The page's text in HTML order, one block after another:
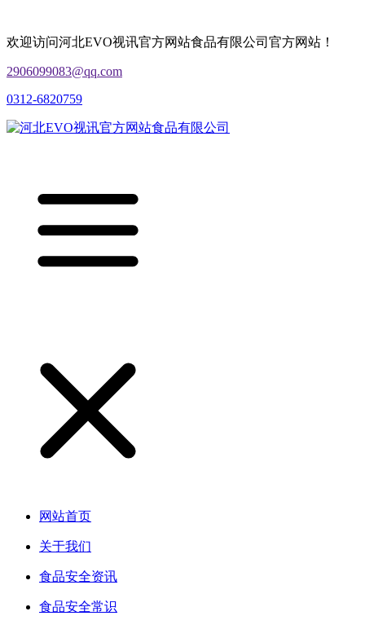
欢迎访问河北EVO视讯官方网站食品有限公司官方网站！
2906099083@qq.com
0312-6820759
网站首页
关于我们
食品安全资讯
食品安全常识